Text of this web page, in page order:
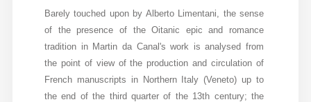
Barely touched upon by Alberto Limentani, the sense
of the presence of the Oitanic epic and romance
tradition in Martin da Canal's work is analysed from
the point of view of the production and circulation of
French manuscripts in Northern Italy (Veneto) up to
the end of the third quarter of the 13th century; the